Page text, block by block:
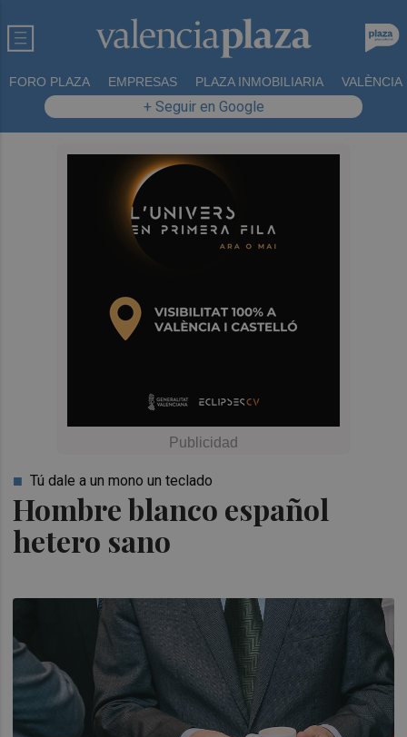
FORO PLAZA EMPRESAS PLAZA INMOBILIARIA VALÈNCIA
+ Seguir en Google
Hombre blanco español
hetero sano
Tú dale a un mono un teclado